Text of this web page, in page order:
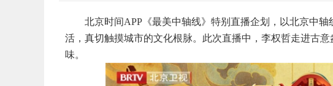
北京时间APP《最美中轴线》特别直播企划，以北京中
活 ， 真切触摸城市的文化根脉。此次直播中 ，李权哲走进古
味。